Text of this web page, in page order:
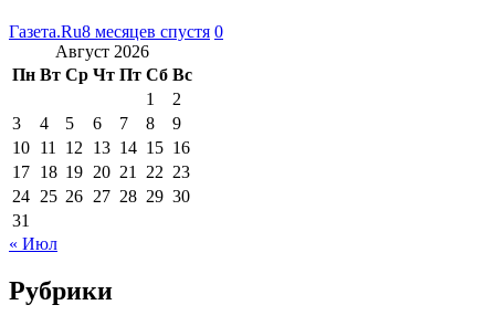
Газета.Ru8 месяцев спустя 0
Август 2026
Пн Вт Ср Чт Пт Сб Вс
1
2
3
4 5 6 7 8
9
10 11 12 13 14 15 16
17 18 19 20 21 22 23
24 25 26 27 28 29 30
31
« Июл
Рубрики